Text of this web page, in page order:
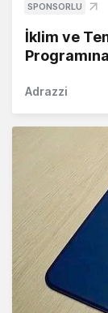
SPONSORLU
İklim ve
Adrazzi